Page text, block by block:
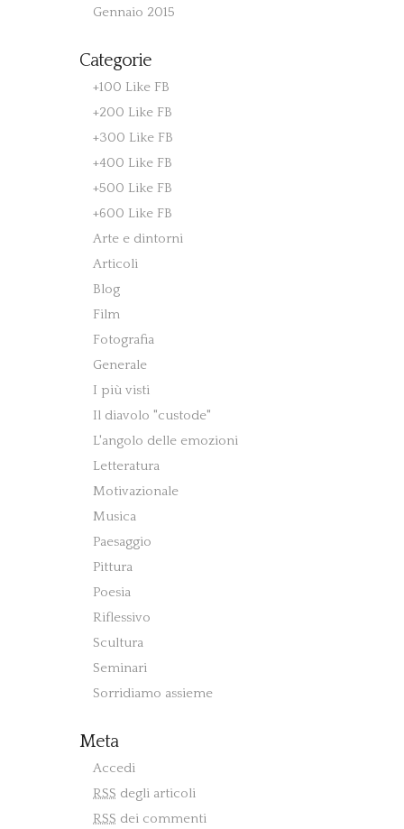
Gennaio 2015
Categorie
+100 Like FB
+200 Like FB
+300 Like FB
+400 Like FB
+500 Like FB
+600 Like FB
Arte e dintorni
Articoli
Blog
Film
Fotografia
Generale
I più visti
Il diavolo "custode"
L'angolo delle emozioni
Letteratura
Motivazionale
Musica
Paesaggio
Pittura
Poesia
Riflessivo
Scultura
Seminari
Sorridiamo assieme
Meta
Accedi
RSS degli articoli
RSS dei commenti